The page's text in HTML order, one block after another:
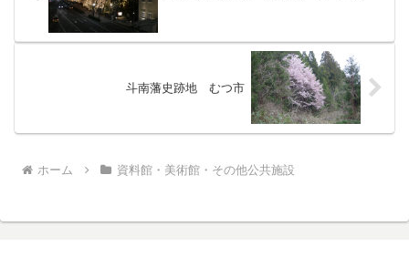
斗南藩史跡地 むつ市
ホーム 資料館・美術館・その他公共施設